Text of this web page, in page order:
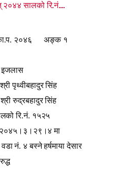
२०४४ सालको रि.नं....
२०४६ अङ्क १
पृथ्वीबहादुर सिंह
रुद्रबहादुर सिंह
रि.नं. १५२५
२०४५।३।२९।४ मा
नं. ४ बस्ने हर्षमाया देसार